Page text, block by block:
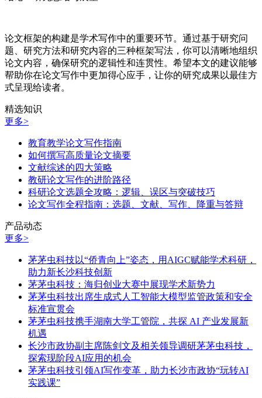
论文框架的构建是学术写作中的重要环节。通过基于研究问
题、研究方法和研究内容的三种框架写法，你可以清晰地组织
论文内容，确保研究的逻辑性和连贯性。希望本文的建议能够
帮助你在论文写作中更加得心应手，让你的研究成果以最佳方
式呈现给读者。
精选知识
更多>
教育教学论文写作指南
如何撰写高质量论文摘要
文献综述的四大策略
教研论文写作的进阶路径
科研论文选题全攻略：逻辑、误区与突破技巧
论文写作全程指南：选题、文献、写作、降重与答辩
产品动态
更多>
茅茅虫科技以“侨青向上”姿态，用AIGC赋能学术科研，
助力新长沙科技创新
茅茅虫科技：海归创业大赛中展现学术新势力
茅茅虫科技出席生成式人工智能大模型监管政策和安全
标准宣贯会
茅茅虫科技携手湖南大学工管院，共探 AI 产业发展新
机遇
长沙市政协副主席陈剑文及相关领导调研茅茅虫科技，
探索现阶段AI应用的机会
茅茅虫科技引领AI写作变革，助力长沙市政协“玩转AI
实践课”